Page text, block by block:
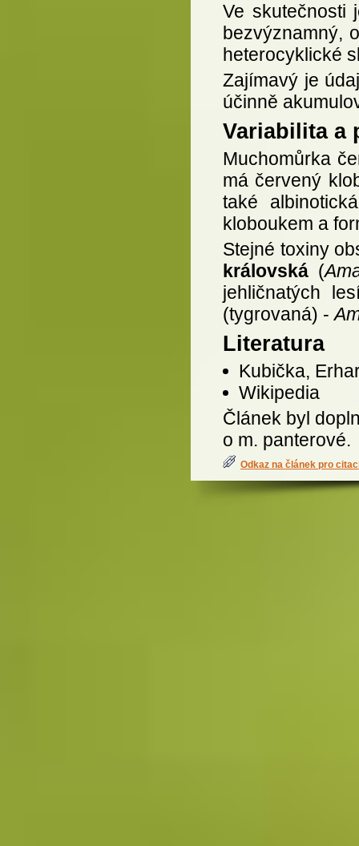
Ve skutečnosti
bezvýznamný,
heterocyklické
Zajímavý je
účinně
Variabilita a
Muchomůrka
má červený
také
kloboukem a
Stejné toxiny
královská (
jehličnatých
(tygrovaná) -
Literatura
Kubička,
Wikipedia
Článek byl
o m. panterové.
Odkaz na článek pro